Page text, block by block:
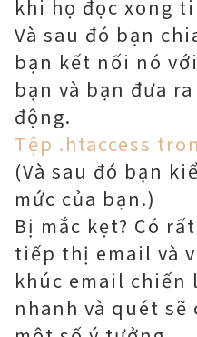
khi họ đọc xong
Và sau đó bạn
bạn kết nối nó
bạn và bạn đưa
động.
Tệp .htaccess
(Và sau đó bạn
mức của bạn.)
Bị mắc kẹt? Có
tiếp thị email và
khúc email chiến
nhanh và quét sẽ